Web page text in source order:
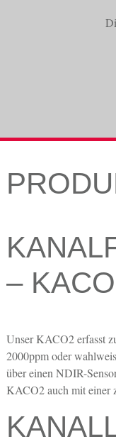
–
Unser KACO2 erfasst
2000ppm oder
über einen NDIR-
KACO2 auch mit einer